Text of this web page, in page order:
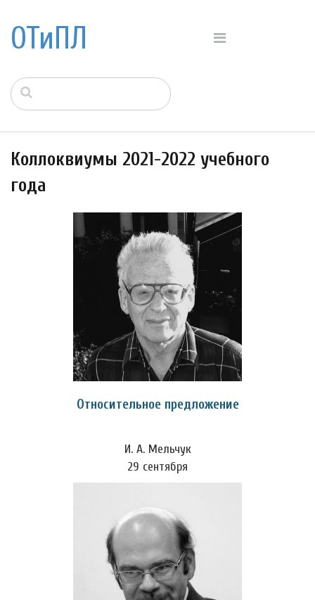
ОТиПЛ
Коллоквиумы 2021-2022 учебного
года
Относительное предложение
И. А. Мельчук
29 сентября